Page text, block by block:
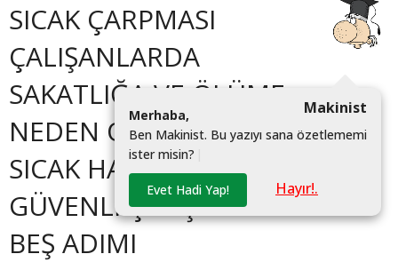
SICAK ÇARPMASI
ÇALIŞANLARDA
SAKATLIĞA VE ÖLÜME
NEDEN OLABİLİYOR!
SICAK HAVALARDA
GÜVENLİ ÇALIŞMANIN
BEŞ ADIMI
Makinist
Merhaba,
Ben Makinist. Bu yazıyı sana özetlememi
ister misin?
Evet Hadi Yap! Hayır!.